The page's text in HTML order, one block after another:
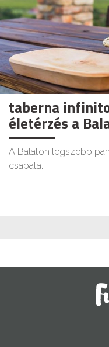
taberna
életérzés a
A Balaton legszebb
csapata.